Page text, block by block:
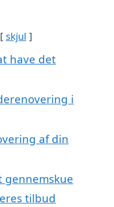
skjul
have det
i
af din
tilbud